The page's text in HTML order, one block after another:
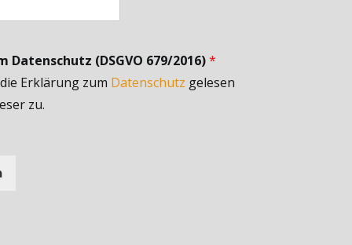
Datenschutz (DSGVO 679/2016)*
Erklärung zum Datenschutz gelesen
zu.